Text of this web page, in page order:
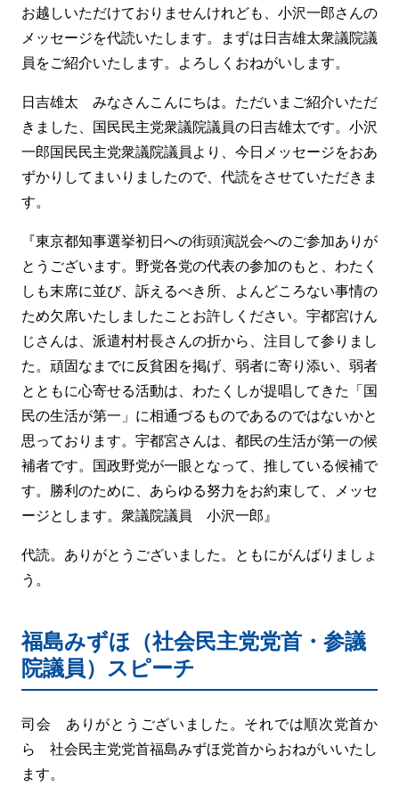
お越しいただけておりませんけれども、小沢一郎さんの
メッセージを代読いたします。まずは日吉雄太衆議院議
員をご紹介いたします。よろしくおねがいします。
日吉雄太 みなさんこんにちは。ただいまご紹介いただ
きました、国民民主党衆議院議員の日吉雄太です。小沢
一郎国民民主党衆議院議員より、今日メッセージをおあ
ずかりしてまいりましたので、代読をさせていただきま
す。
『東京都知事選挙初日への街頭演説会へのご参加ありが
とうございます。野党各党の代表の参加のもと、わたく
しも末席に並び、訴えるべき所、よんどころない事情の
ため欠席いたしましたことお許しください。宇都宮けん
じさんは、派遣村村長さんの折から、注目して参りまし
た。頑固なまでに反貧困を掲げ、弱者に寄り添い、弱者
とともに心寄せる活動は、わたくしが提唱してきた「国
民の生活が第一」に相通づるものであるのではないかと
思っております。宇都宮さんは、都民の生活が第一の候
補者です。国政野党が一眼となって、推している候補で
す。勝利のために、あらゆる努力をお約束して、メッセ
ージとします。衆議院議員 小沢一郎』
代読。ありがとうございました。ともにがんばりましょ
う。
福島みずほ（社会民主党党首・参議
院議員）スピーチ
司会 ありがとうございました。それでは順次党首か
ら 社会民主党党首福島みずほ党首からおねがいいたし
ます。